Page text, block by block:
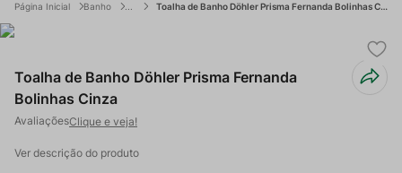
Banho Toalha de Banho Döhler Prisma Fernanda Bolinhas Cinza
Toalha de Banho Döhler Prisma Fernanda
Bolinhas Cinza
Clique e veja!
Ver descrição do produto